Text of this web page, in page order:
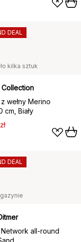
kilka sztuk
Collection
wełny Merino
cm, Biały
DEAL
all-round
DEAL